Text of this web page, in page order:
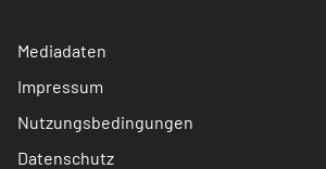
Mediadaten
Impressum
Nutzungsbedingungen
Datenschutz